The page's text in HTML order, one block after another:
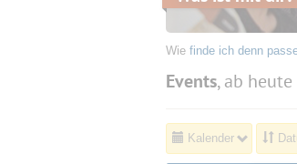
Wie finde ich denn
Events, ab heute
Kalender